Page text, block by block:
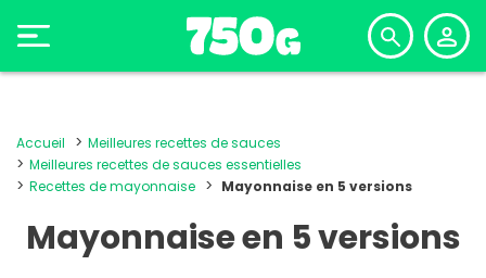
Accueil
Meilleures recettes de sauces
Meilleures recettes de sauces essentielles
Recettes de mayonnaise
Mayonnaise en 5 versions
Mayonnaise en 5 versions